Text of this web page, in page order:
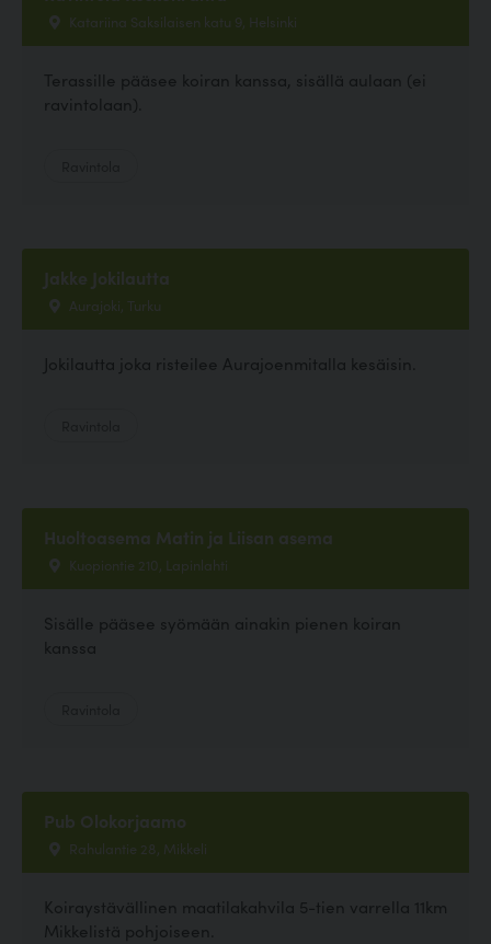
Katariina Saksilaisen katu 9, Helsinki
Terassille pääsee koiran kanssa, sisällä aulaan (ei
ravintolaan).
Jakke Jokilautta
Aurajoki, Turku
Jokilautta joka risteilee Aurajoenmitalla kesäisin.
Huoltoasema Matin ja Liisan asema
Kuopiontie 210, Lapinlahti
Sisälle pääsee syömään ainakin pienen koiran
kanssa
Pub Olokorjaamo
Rahulantie 28, Mikkeli
Koiraystävällinen maatilakahvila 5-tien varrella 11km
Mikkelistä pohjoiseen.